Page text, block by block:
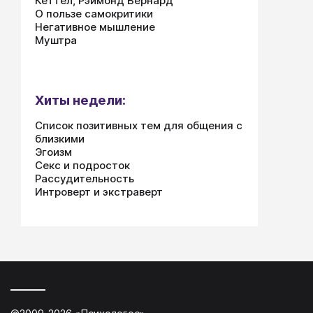
О пользе самокритики
Негативное мышление
Муштра
Хиты недели:
Список позитивных тем для общения с
близкими
Эгоизм
Секс и подросток
Рассудительность
Интроверт и экстраверт